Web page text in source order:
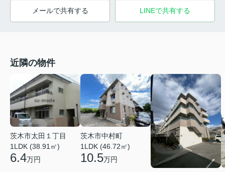
メールで共有する LINEで共有する
近隣の物件
茨木市太田１丁目
1LDK (38.91㎡)
6.4万円
茨木市中村町
1LDK (46.72㎡)
10.5万円